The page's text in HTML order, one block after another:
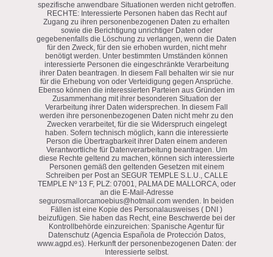
spezifische anwendbare Situationen werden nicht getroffen.
RECHTE: Interessierte Personen haben das Recht auf
Zugang zu ihren personenbezogenen Daten zu erhalten
sowie die Berichtigung unrichtiger Daten oder
gegebenenfalls die Löschung zu verlangen, wenn die Daten
für den Zweck, für den sie erhoben wurden, nicht mehr
benötigt werden. Unter bestimmten Umständen können
interessierte Personen die eingeschränkte Verarbeitung
ihrer Daten beantragen. In diesem Fall behalten wir sie nur
für die Erhebung von oder Verteidigung gegen Ansprüche.
Ebenso können die interessierten Parteien aus Gründen im
Zusammenhang mit ihrer besonderen Situation der
Verarbeitung ihrer Daten widersprechen. In diesem Fall
werden ihre personenbezogenen Daten nicht mehr zu den
Zwecken verarbeitet, für die sie Widerspruch eingelegt
haben. Sofern technisch möglich, kann die interessierte
Person die Übertragbarkeit ihrer Daten einem anderen
Verantwortliche für Datenverarbeitung beantragen. Um
diese Rechte geltend zu machen, können sich interessierte
Personen gemäß den geltenden Gesetzen mit einem
Schreiben per Post an SEGUR TEMPLE S.L.U., CALLE
TEMPLE Nº 13 F, PLZ: 07001, PALMA DE MALLORCA, oder
an die E-Mail-Adresse
segurosmallorcamoebius@hotmail.com wenden. In beiden
Fällen ist eine Kopie des Personalausweises ( DNI )
beizufügen. Sie haben das Recht, eine Beschwerde bei der
Kontrollbehörde einzureichen: Spanische Agentur für
Datenschutz (Agencia Española de Protección Datos,
www.agpd.es). Herkunft der personenbezogenen Daten: der
Interessierte selbst.